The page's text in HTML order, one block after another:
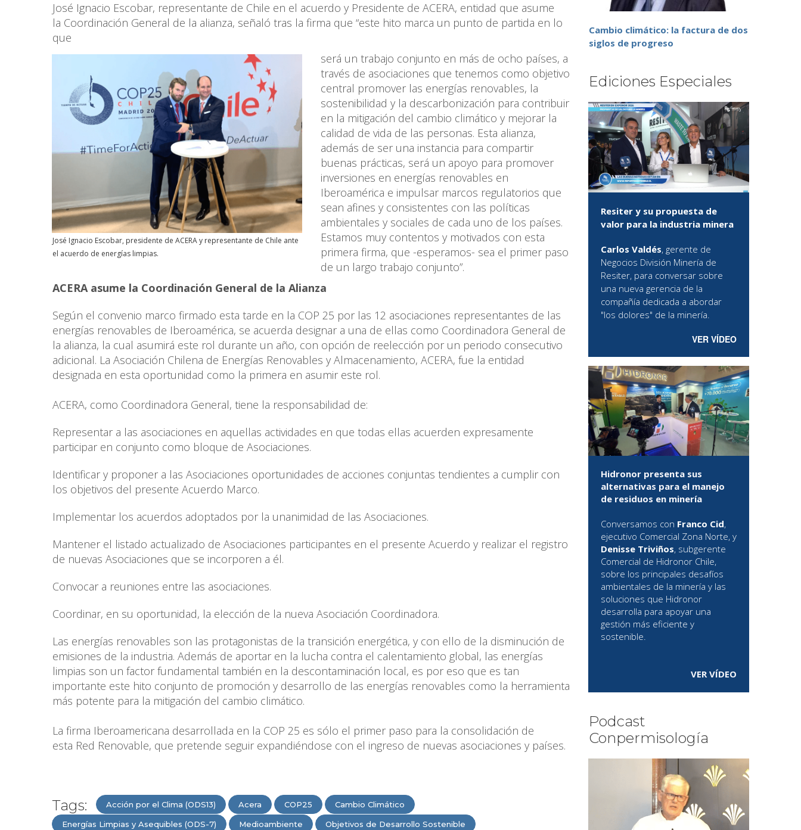
José Ignacio Escobar, representante de Chile en el acuerdo y Presidente de ACERA, entidad que asume
la Coordinación General de la alianza, señaló tras la firma que “este hito marca un punto de partida en lo
que
José Ignacio Escobar, presidente de ACERA y representante de Chile ante
el acuerdo de energías limpias.
será un trabajo conjunto en más de ocho países, a
través de asociaciones que tenemos como objetivo
central promover las energías renovables, la
sostenibilidad y la descarbonización para contribuir
en la mitigación del cambio climático y mejorar la
calidad de vida de las personas. Esta alianza,
además de ser una instancia para compartir
buenas prácticas, será un apoyo para promover
inversiones en energías renovables en
Iberoamérica e impulsar marcos regulatorios que
sean afines y consistentes con las políticas
ambientales y sociales de cada uno de los países.
Estamos muy contentos y motivados con esta
primera firma, que -esperamos- sea el primer paso
de un largo trabajo conjunto”.
ACERA asume la Coordinación General de la Alianza
Según el convenio marco firmado esta tarde en la COP 25 por las 12 asociaciones representantes de las
energías renovables de Iberoamérica, se acuerda designar a una de ellas como Coordinadora General de
la alianza, la cual asumirá este rol durante un año, con opción de reelección por un periodo consecutivo
adicional. La Asociación Chilena de Energías Renovables y Almacenamiento, ACERA, fue la entidad
designada en esta oportunidad como la primera en asumir este rol.
ACERA, como Coordinadora General, tiene la responsabilidad de:
Representar a las asociaciones en aquellas actividades en que todas ellas acuerden expresamente
participar en conjunto como bloque de Asociaciones.
Identificar y proponer a las Asociaciones oportunidades de acciones conjuntas tendientes a cumplir con
los objetivos del presente Acuerdo Marco.
Implementar los acuerdos adoptados por la unanimidad de las Asociaciones.
Mantener el listado actualizado de Asociaciones participantes en el presente Acuerdo y realizar el registro
de nuevas Asociaciones que se incorporen a él.
Convocar a reuniones entre las asociaciones.
Coordinar, en su oportunidad, la elección de la nueva Asociación Coordinadora.
Las energías renovables son las protagonistas de la transición energética, y con ello de la disminución de
emisiones de la industria. Además de aportar en la lucha contra el calentamiento global, las energías
limpias son un factor fundamental también en la descontaminación local, es por eso que es tan
importante este hito conjunto de promoción y desarrollo de las energías renovables como la herramienta
más potente para la mitigación del cambio climático.
La firma Iberoamericana desarrollada en la COP 25 es sólo el primer paso para la consolidación de
esta Red Renovable, que pretende seguir expandiéndose con el ingreso de nuevas asociaciones y países.
Tags: Acción por el Clima (ODS13) Acera COP25 Cambio Climático
Energías Limpias y Asequibles (ODS-7) Medioambiente Objetivos de Desarrollo Sostenible
Cambio climático: la factura de dos
siglos de progreso
Ediciones Especiales
Resiter y su propuesta de
valor para la industria minera
Carlos Valdés, gerente de
Negocios División Minería de
Resiter, para conversar sobre
una nueva gerencia de la
compañía dedicada a abordar
"los dolores" de la minería.
VER VÍDEO
Hidronor presenta sus
alternativas para el manejo
de residuos en minería
Conversamos con Franco Cid,
ejecutivo Comercial Zona Norte, y
Denisse Triviños, subgerente
Comercial de Hidronor Chile,
sobre los principales desafíos
ambientales de la minería y las
soluciones que Hidronor
desarrolla para apoyar una
gestión más eficiente y
sostenible.
VER VÍDEO
Podcast
Conpermisología